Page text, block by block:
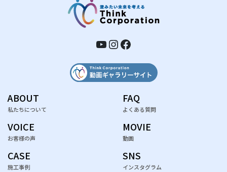
YouTube
Instagram
Facebook
ABOUT
私たちについて
VOICE
お客様の声
CASE
施工事例
FAQ
よくある質問
MOVIE
動画
SNS
インスタグラム